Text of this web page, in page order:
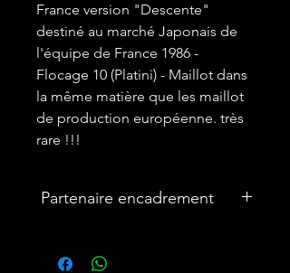
France version "Descente"
destiné au marché Japonais de
l'équipe de France 1986 -
Flocage 10 (Platini) - Maillot dans
la même matière que les maillot
de production européenne. très
rare !!!
Partenaire encadrement
🎨Vous souhaitez encadrer votre